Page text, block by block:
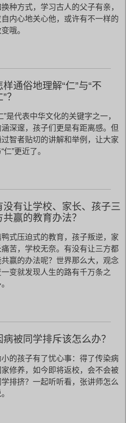
种方式，学习古人的父子有亲，
自内心地关心他，或许有不一样的
哦。
样通俗地理解“仁”与“不
？
”是代表中华文化的关键字之一，
涵深邃，孩子们更是有距离感。但
过智者贴切的讲解和举例，让大家
仁”更近了。
没有让学校、家长、孩子三
共赢的教育办法？
鸭式压迫式的教育，孩子叛逆，家
痛苦，学校无奈。有没有让三方都
共赢的办法呢？世界那么大，观念
一变就发现人生的路有千万条之
病被同学排斥该怎么办？
小的孩子有了忧心事：得了传染病
家修养，如今即将返校，会不会被
学排挤？一起听听看，张讲师怎么